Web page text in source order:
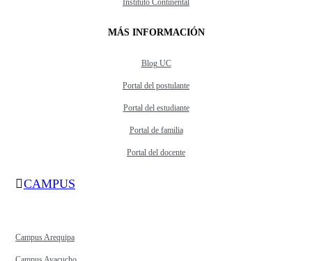
Instituto Continental
MÁS INFORMACIÓN
Blog UC
Portal del postulante
Portal del estudiante
Portal de familia
Portal del docente
CAMPUS
Campus Arequipa